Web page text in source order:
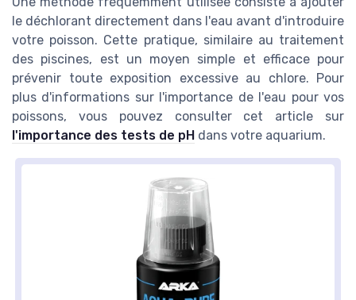
le déchlorant directement dans l'eau avant d'introduire
votre poisson. Cette pratique, similaire au traitement
des piscines, est un moyen simple et efficace pour
prévenir toute exposition excessive au chlore. Pour
plus d'informations sur l'importance de l'eau pour vos
poissons, vous pouvez consulter cet article sur
l'importance des tests de pH dans votre aquarium.